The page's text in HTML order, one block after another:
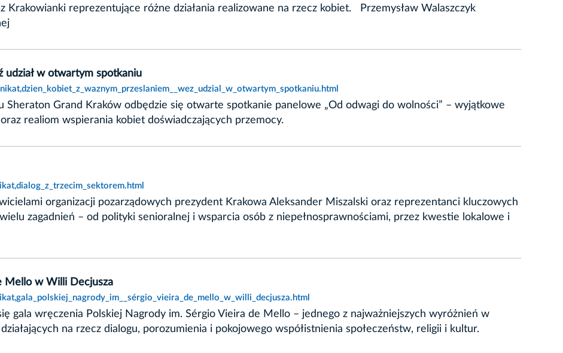
Krakowianki reprezentujące różne działania realizowane na rzecz kobiet. Przemysław Walaszczyk
udział w otwartym spotkaniu
Sheraton Grand Kraków odbędzie się otwarte spotkanie panelowe „Od odwagi do wolności” – wyjątkowe
realiom wspierania kobiet doświadczających przemocy.
organizacji pozarządowych prezydent Krakowa Aleksander Miszalski oraz reprezentanci kluczowych
zagadnień – od polityki senioralnej i wsparcia osób z niepełnosprawnościami, przez kwestie lokalowe i
Mello w Willi Decjusza
gala wręczenia Polskiej Nagrody im. Sérgio Vieira de Mello – jednego z najważniejszych wyróżnień w
na rzecz dialogu, porozumienia i pokojowego współistnienia społeczeństw, religii i kultur.